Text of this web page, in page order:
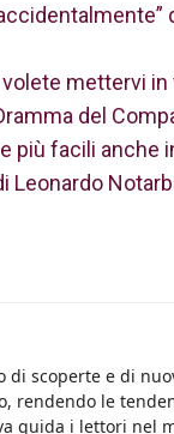
mettervi in
del
più facili anche
Leonardo
di scoperte e di
rendendo le
guida i lettori nel